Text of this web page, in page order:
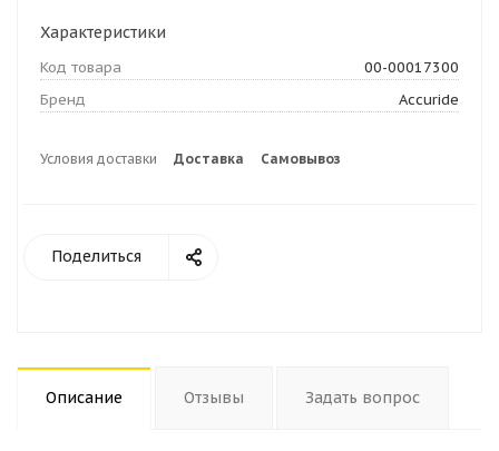
Характеристики
Код товара
00-00017300
Бренд
Accuride
Условия доставки Доставка Самовывоз
Поделиться
Описание Отзывы Задать вопрос